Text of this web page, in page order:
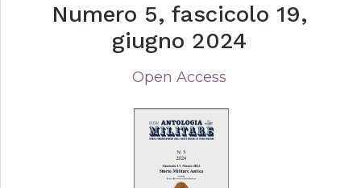
Numero 5, fascicolo 19,
giugno 2024
Open Access